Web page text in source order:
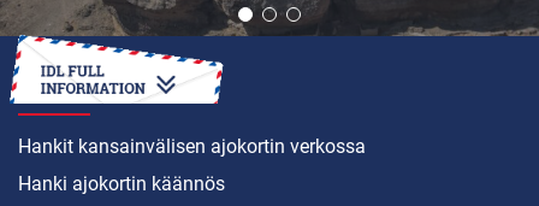
MITEN
Hankit kansainvälisen ajokortin verkossa
Hanki ajokortin käännös